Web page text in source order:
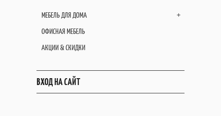
+
МЕБЕЛЬ ДЛЯ ДОМА
ОФИСНАЯ МЕБЕЛЬ
АКЦИИ & СКИДКИ
ВХОД НА САЙТ